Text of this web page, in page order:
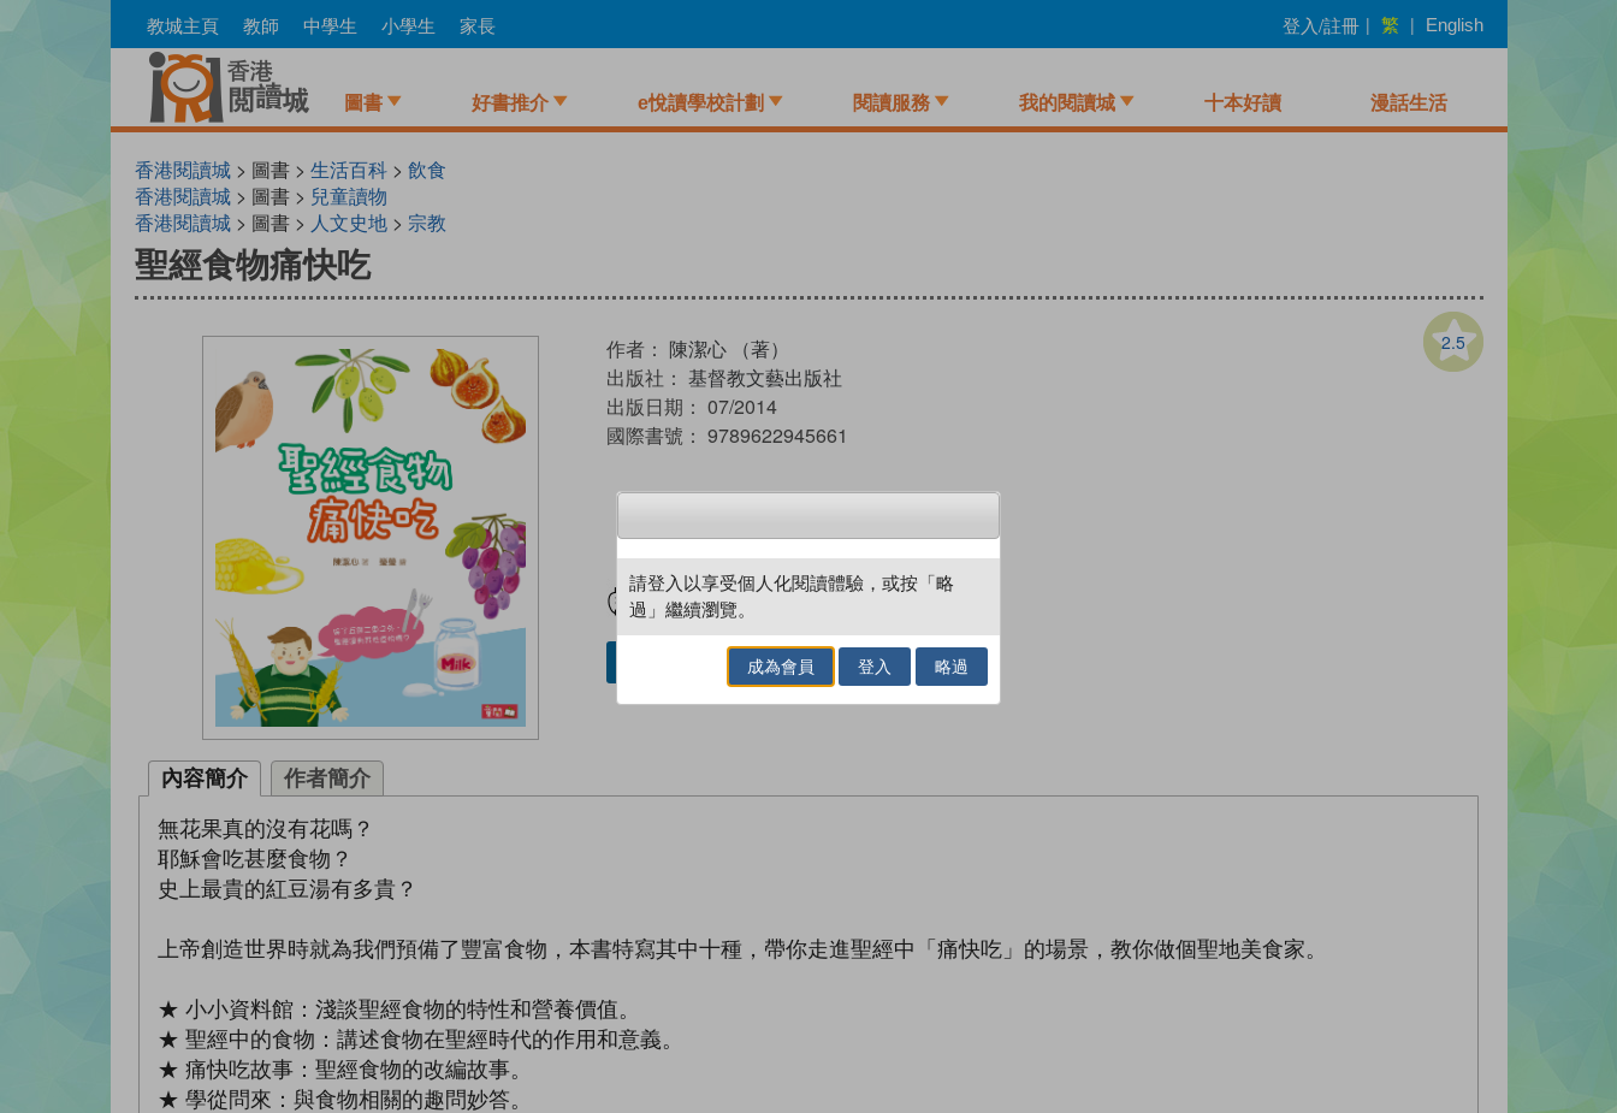
to
教城主頁 教師 中學生 小學生 家長 登入/註冊 | 繁 | English
圖書 好書推介 e悅讀學校計劃 閱讀服務 我的閱讀城 十本好讀 漫話生活
香港閱讀城> 圖書 > 生活百科> 飲食
香港閱讀城> 圖書 > 兒童讀物
香港閱讀城> 圖書 > 人文史地> 宗教
聖經食物痛快吃
2.5
作者： 陳潔心 （著）
出版社： 基督教文藝出版社
出版日期： 07/2014
國際書號： 9789622945661
試閲 加入閱讀紀錄
借閱實體書
內容簡介 作者簡介
無花果真的沒有花嗎？
耶穌會吃甚麼食物？
史上最貴的紅豆湯有多貴？
上帝創造世界時就為我們預備了豐富食物，本書特寫其中十種，帶你走進聖經中「痛快吃」的場景，教你做個聖地美食家。
★ 小小資料館：淺談聖經食物的特性和營養價值。
★ 聖經中的食物：講述食物在聖經時代的作用和意義。
★ 痛快吃故事：聖經食物的改編故事。
★ 學從問來：與食物相關的趣問妙答。
請登入以享受個人化閱讀體驗，或按「略
過」繼續瀏覽。
成為會員 登入 略過